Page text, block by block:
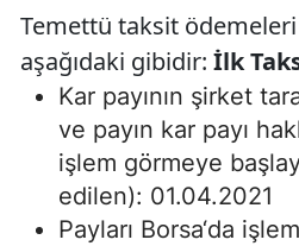
Temettü taksit
aşağıdaki gibidir: İlk
Kar payının şirket
ve payın kar payı
işlem görmeye
edilen): 01.04.2021
Payları Borsa‘da